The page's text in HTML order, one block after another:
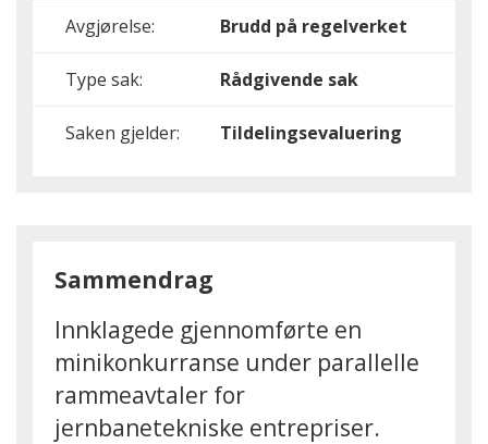
Avgjørelse: Brudd på regelverket
Type sak: Rådgivende sak
Saken gjelder: Tildelingsevaluering
Sammendrag
Innklagede gjennomførte en
minikonkurranse under parallelle
rammeavtaler for
jernbanetekniske entrepriser.